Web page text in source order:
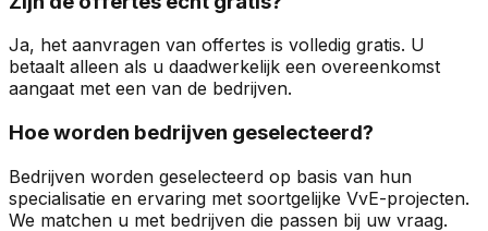
Ja, het aanvragen van offertes is volledig gratis. U
betaalt alleen als u daadwerkelijk een overeenkomst
aangaat met een van de bedrijven.
Hoe worden bedrijven geselecteerd?
Bedrijven worden geselecteerd op basis van hun
specialisatie en ervaring met soortgelijke VvE-projecten.
We matchen u met bedrijven die passen bij uw vraag.